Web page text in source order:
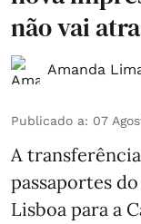
não vai
Amanda
Publicado a: 07
A
passaportes
Lisboa para a